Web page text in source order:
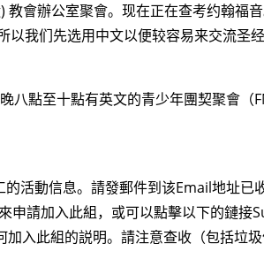
會辦公室聚會。现在正在查考约翰福
我们先选用中文以便较容易来交流圣
八點至十點有英文的青少年團契聚會（
活動信息。請發郵件到该Email地址已
來申請加入此組，或可以點擊以下的鏈接
入此組的説明。請注意查收（包括垃圾